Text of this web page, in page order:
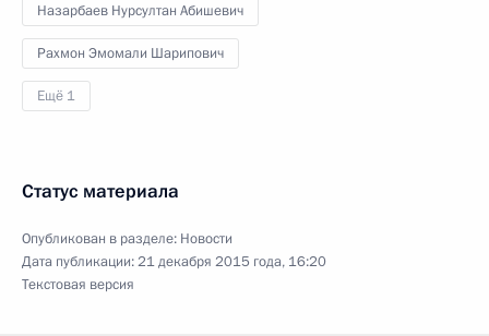
Назарбаев Нурсултан Абишевич
Рахмон Эмомали Шарипович
Ещё 1
Статус материала
Опубликован в разделе: Новости
Дата публикации:21 декабря 2015 года, 16:20
Текстовая версия